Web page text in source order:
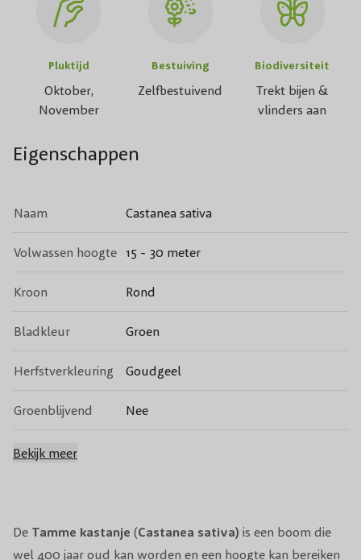
De Tamme kastanje (Castanea sativa) is een boom die
wel 400 jaar oud kan worden en een hoogte kan bereiken
Pluktijd
Oktober,
November
Bestuiving
Zelfbestuivend
Biodiversiteit
Trekt bijen &
vlinders aan
Eigenschappen
Naam Castanea sativa
Volwassen hoogte 15 - 30 meter
Kroon Rond
Bladkleur Groen
Herfstverkleuring Goudgeel
Groenblijvend Nee
Bloeikleur
Vruchten Kastanjes
Bekijk meer